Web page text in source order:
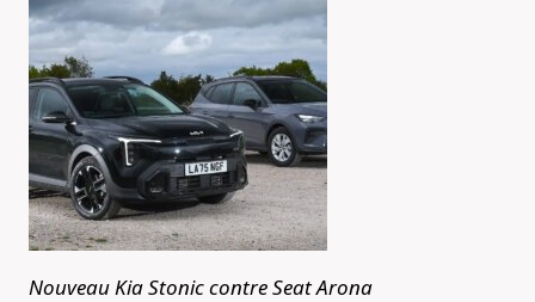
Nouveau Kia Stonic contre Seat Arona